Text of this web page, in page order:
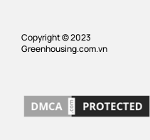
Copyright © 2023
Greenhousing.com.vn